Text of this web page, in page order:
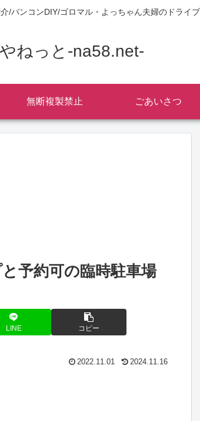
/バンコンDIY/ゴロマル・よっちゃん夫婦のドライ
ねっと-na58.net-
無断複製禁止 ごあいさつ
予約可の臨時駐車場
LINE コピー
2022.11.01 2024.11.16